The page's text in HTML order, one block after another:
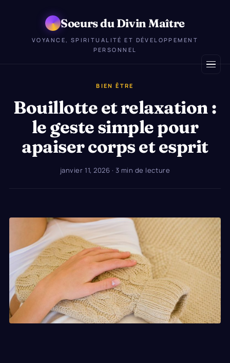
Soeurs du Divin Maître
VOYANCE, SPIRITUALITÉ ET DÉVELOPPEMENT
PERSONNEL
BIEN ÊTRE
Bouillotte et relaxation :
le geste simple pour
apaiser corps et esprit
janvier 11, 2026 · 3 min de lecture